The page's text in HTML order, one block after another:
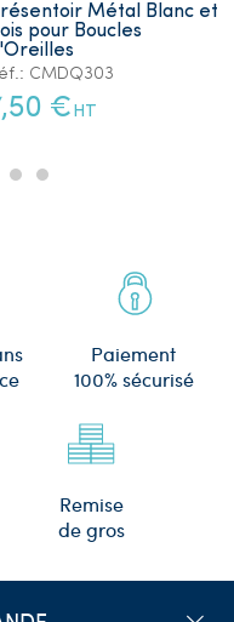
Métal Blanc et
pour Boucles
CMDQ303
€ HT
Paiement
100% sécurisé
Remise
de gros